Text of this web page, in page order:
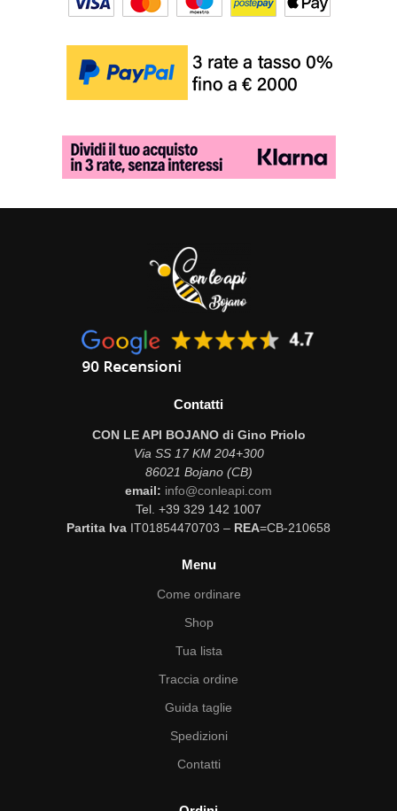
Contatti
CON LE API BOJANO di Gino Priolo
Via SS 17 KM 204+300
86021 Bojano (CB)
email: info@conleapi.com
Tel. +39 329 142 1007
Partita Iva IT01854470703 – REA=CB-210658
Menu
Come ordinare
Shop
Tua lista
Traccia ordine
Guida taglie
Spedizioni
Contatti